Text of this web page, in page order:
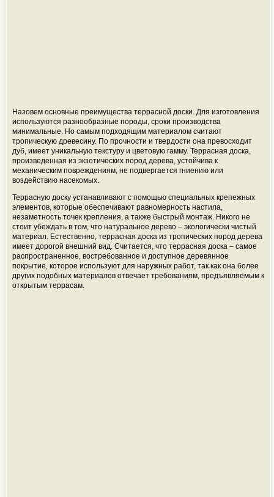
Назовем основные преимущества террасной доски. Для изготовления
используются разнообразные породы, сроки производства
минимальные. Но самым подходящим материалом считают
тропическую древесину. По прочности и твердости она превосходит
дуб, имеет уникальную текстуру и цветовую гамму. Террасная доска,
произведенная из экзотических пород дерева, устойчива к
механическим повреждениям, не подвергается гниению или
воздействию насекомых.
Террасную доску устанавливают с помощью специальных крепежных
элементов, которые обеспечивают равномерность настила,
незаметность точек крепления, а также быстрый монтаж. Никого не
стоит убеждать в том, что натуральное дерево – экологически чистый
материал. Естественно, террасная доска из тропических пород дерева
имеет дорогой внешний вид. Считается, что террасная доска – самое
распространенное, востребованное и доступное деревянное
покрытие, которое используют для наружных работ, так как она более
других подобных материалов отвечает требованиям, предъявляемым к
открытым террасам.